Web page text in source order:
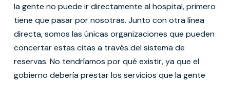
la gente no puede ir directamente al hospital, primero
tiene que pasar por nosotras. Junto con otra línea
directa, somos las únicas organizaciones que pueden
concertar estas citas a través del sistema de
reservas. No tendríamos por qué existir, ya que el
gobierno debería prestar los servicios que la gente